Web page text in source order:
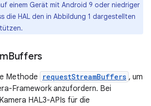
einem Gerät mit Android 9 oder niedriger
die HAL den in Abbildung 1 dargestellten
Buffers
Methode requestStreamBuffers , um
Framework anzufordern. Bei
HAL3-APIs für die